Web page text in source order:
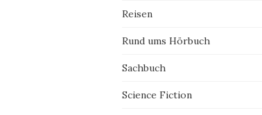
Reisen
Rund ums Hörbuch
Sachbuch
Science Fiction